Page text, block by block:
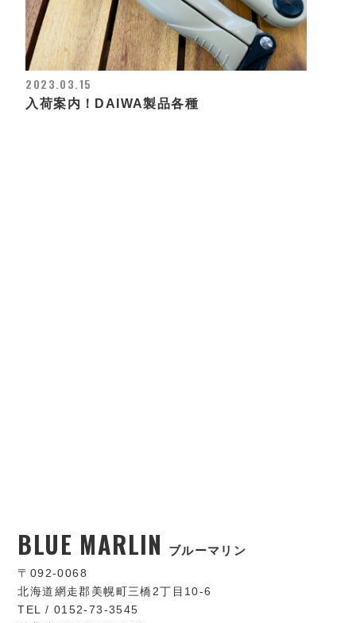
2023.03.15
入荷案内！DAIWA製品各種
BLUE MARLIN ブルーマリン
〒092-0068
北海道網走郡美幌町三橋2丁目10-6
TEL / 0152-73-3545